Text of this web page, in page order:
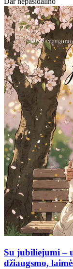
Su jubiliejumi –
džiaugsmo,